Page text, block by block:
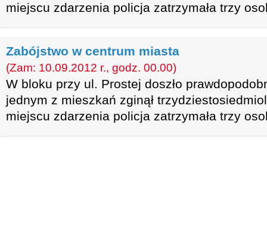
miejscu zdarzenia policja zatrzymała trzy
Zabójstwo w centrum miasta
(Zam: 10.09.2012 r., godz. 00.00)
W bloku przy ul. Prostej doszło
jednym z mieszkań zginął
miejscu zdarzenia policja zatrzymała trzy